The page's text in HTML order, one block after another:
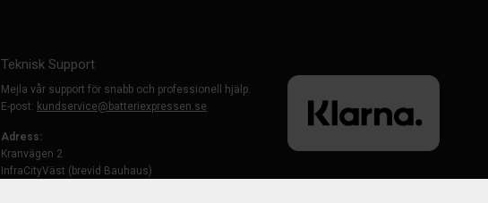
Teknisk Support
Mejla vår support för snabb och professionell hjälp.
E-post: kundservice@batteriexpressen.se
Adress:
Kranvägen 2
InfraCityVäst (brevid Bauhaus)